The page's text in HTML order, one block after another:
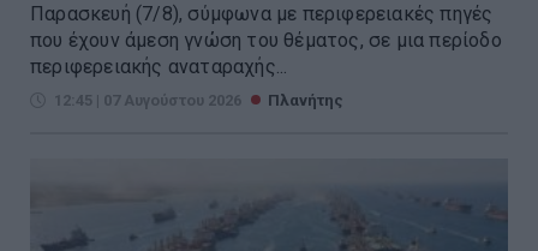
Παρασκευή (7/8), σύμφωνα με περιφερειακές πηγές
που έχουν άμεση γνώση του θέματος, σε μια περίοδο
περιφερειακής αναταραχής...
12:45 | 07 Αυγούστου 2026 Πλανήτης